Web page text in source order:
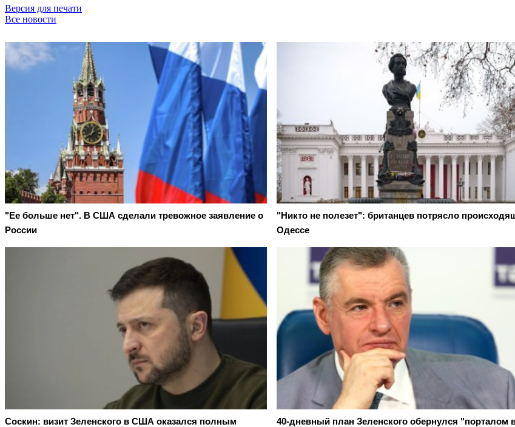
Версия для печати
Все новости
"Ее больше нет". В США сделали тревожное заявление о
России
"Никто не полезет": британцев потрясло
Одессе
Соскин: визит Зеленского в США оказался полным
40-дневный план Зеленского обернулся "порталом